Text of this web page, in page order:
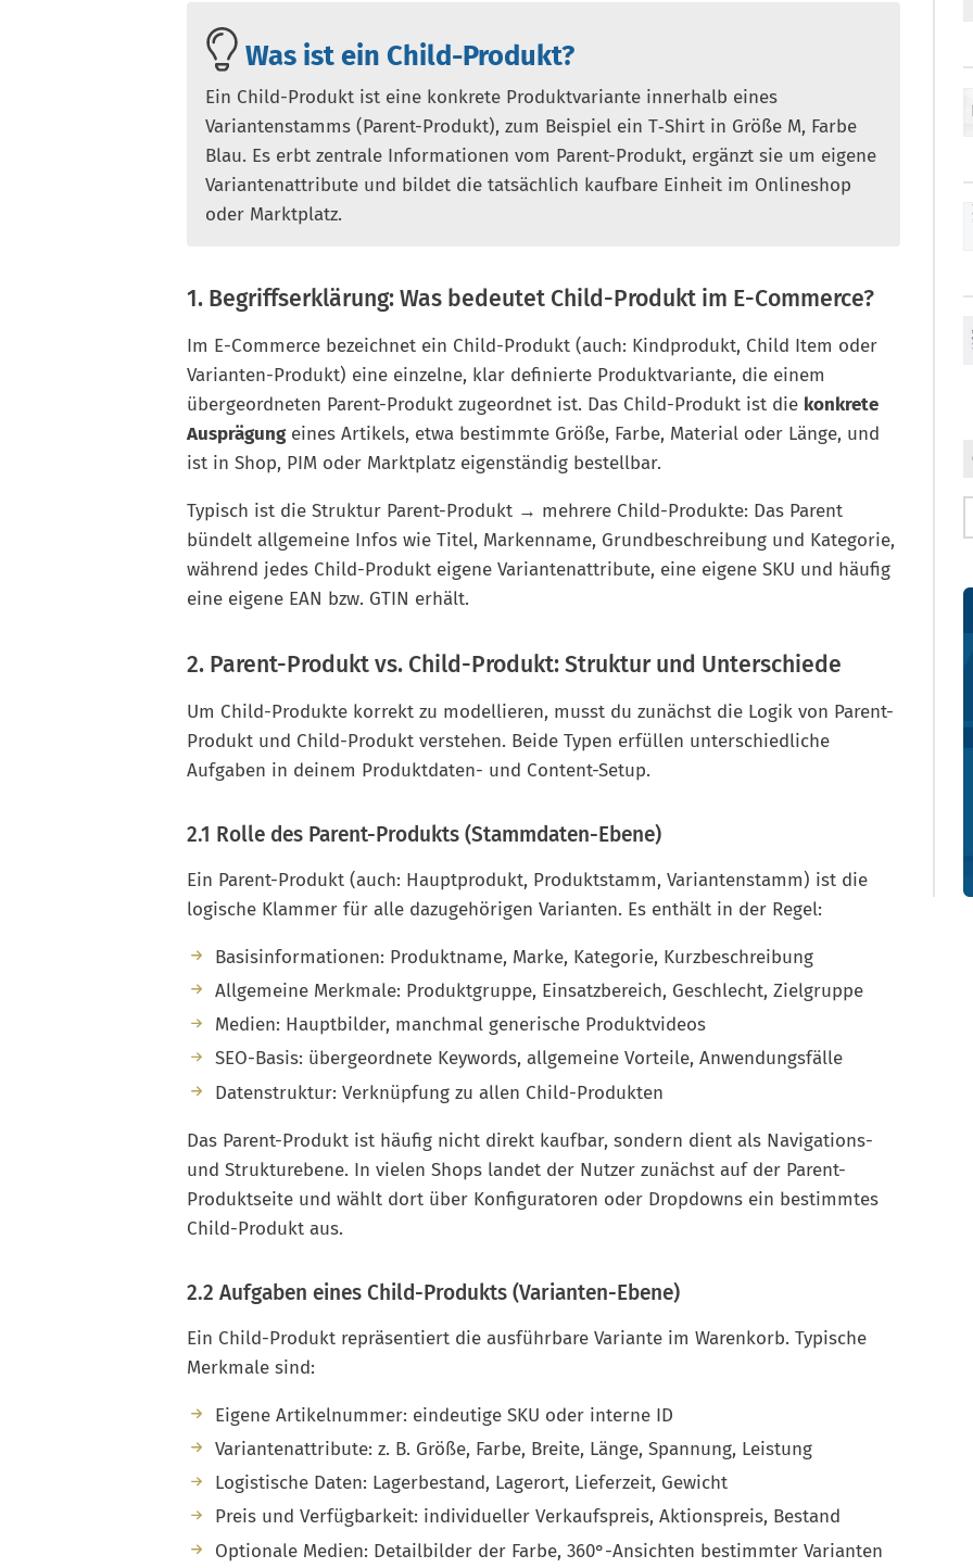
Was ist ein Child-Produkt?
Ein Child-Produkt ist eine konkrete Produktvariante innerhalb eines
Variantenstamms (Parent-Produkt), zum Beispiel ein T‑Shirt in Größe M, Farbe
Blau. Es erbt zentrale Informationen vom Parent-Produkt, ergänzt sie um eigene
Variantenattribute und bildet die tatsächlich kaufbare Einheit im Onlineshop
oder Marktplatz.
1. Begriffserklärung: Was bedeutet Child-Produkt im E-Commerce?
Im E-Commerce bezeichnet ein Child-Produkt (auch: Kindprodukt, Child Item oder
Varianten-Produkt) eine einzelne, klar definierte Produktvariante, die einem
übergeordneten Parent-Produkt zugeordnet ist. Das Child-Produkt ist die konkrete
Ausprägungeines Artikels, etwa bestimmte Größe, Farbe, Material oder Länge, und
ist in Shop, PIM oder Marktplatz eigenständig bestellbar.
Typisch ist die Struktur Parent-Produkt → mehrere Child-Produkte: Das Parent
bündelt allgemeine Infos wie Titel, Markenname, Grundbeschreibung und Kategorie,
während jedes Child-Produkt eigene Variantenattribute, eine eigene SKU und häufig
eine eigene EAN bzw. GTIN erhält.
2. Parent-Produkt vs. Child-Produkt: Struktur und Unterschiede
Um Child-Produkte korrekt zu modellieren, musst du zunächst die Logik von Parent-
Produkt und Child-Produkt verstehen. Beide Typen erfüllen unterschiedliche
Aufgaben in deinem Produktdaten- und Content-Setup.
2.1 Rolle des Parent-Produkts (Stammdaten-Ebene)
Ein Parent-Produkt (auch: Hauptprodukt, Produktstamm, Variantenstamm) ist die
logische Klammer für alle dazugehörigen Varianten. Es enthält in der Regel:
Basisinformationen: Produktname, Marke, Kategorie, Kurzbeschreibung
Allgemeine Merkmale: Produktgruppe, Einsatzbereich, Geschlecht, Zielgruppe
Medien: Hauptbilder, manchmal generische Produktvideos
SEO-Basis: übergeordnete Keywords, allgemeine Vorteile, Anwendungsfälle
Datenstruktur: Verknüpfung zu allen Child-Produkten
Das Parent-Produkt ist häufig nicht direkt kaufbar, sondern dient als Navigations-
und Struktur­ebene. In vielen Shops landet der Nutzer zunächst auf der Parent-
Produktseite und wählt dort über Konfiguratoren oder Dropdowns ein bestimmtes
Child-Produkt aus.
2.2 Aufgaben eines Child-Produkts (Varianten-Ebene)
Ein Child-Produkt repräsentiert die ausführbare Variante im Warenkorb. Typische
Merkmale sind:
Eigene Artikelnummer: eindeutige SKU oder interne ID
Variantenattribute: z. B. Größe, Farbe, Breite, Länge, Spannung, Leistung
Logistische Daten: Lagerbestand, Lagerort, Lieferzeit, Gewicht
Preis und Verfügbarkeit: individueller Verkaufspreis, Aktionspreis, Bestand
Optionale Medien: Detailbilder der Farbe, 360°-Ansichten bestimmter Varianten